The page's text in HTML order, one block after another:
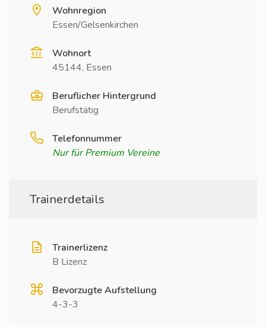
Wohnregion
Essen/Gelsenkirchen
Wohnort
45144, Essen
Beruflicher Hintergrund
Berufstätig
Telefonnummer
Nur für Premium Vereine
Trainerdetails
Trainerlizenz
B Lizenz
Bevorzugte Aufstellung
4-3-3